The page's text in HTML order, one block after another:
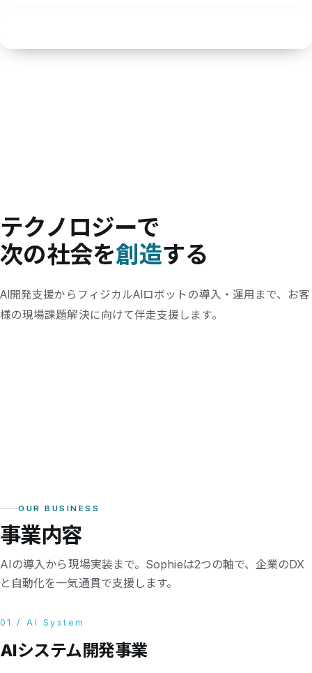
テクノロジーで
次の社会を創造する
AI開発支援からフィジカルAIロボットの導入・運用まで、 お客
様の現場課題解決に向けて伴走支援します。
OUR BUSINESS
事業内容
AIの導入から現場実装まで。Sophieは2つの軸で、企業のDX
と自動化を一気通貫で支援します。
01 / AI System
AIシステム開発事業